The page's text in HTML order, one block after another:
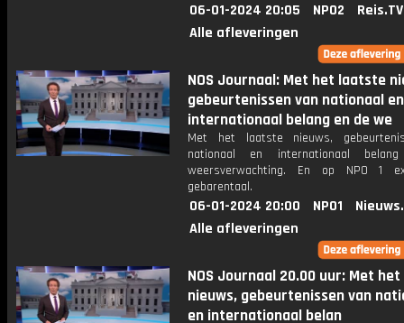
06-01-2024 20:05 NPO2
Reis.TV
Alle afleveringen
NOS Journaal: Met het laatste
gebeurtenissen van nationaal en
internationaal belang en de we
Met het laatste nieuws,
nationaal en internationaal
weersverwachting. En op NPO 1
gebarentaal.
06-01-2024 20:00 NPO1
Alle afleveringen
NOS Journaal 20.00 uur: Met
nieuws, gebeurtenissen van
en internationaal belan